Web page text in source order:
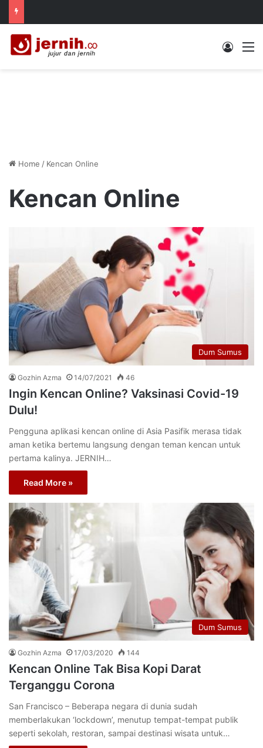
Log In
Home / Kencan Online
Kencan Online
Dum Sumus
Gozhin Azma 14/07/2021 46
Ingin Kencan Online? Vaksinasi Covid-19
Dulu!
Pengguna aplikasi kencan online di Asia Pasifik merasa tidak
aman ketika bertemu langsung dengan teman kencan untuk
pertama kalinya. JERNIH…
Read More »
Dum Sumus
Gozhin Azma 17/03/2020 144
Kencan Online Tak Bisa Kopi Darat
Terganggu Corona
San Francisco – Beberapa negara di dunia sudah
memberlakukan ‘lockdown’, menutup tempat-tempat publik
seperti sekolah, restoran, sampai destinasi wisata untuk…